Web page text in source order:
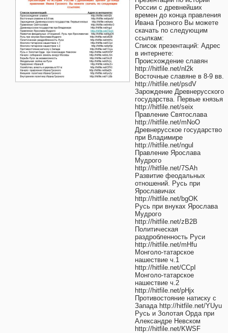
России с древнейших
времен до конца правления
Ивана Грозного Вы можете
скачать по следующим
ссылкам:
Список презентаций: Адрес
в интернете:
Происхождение славян
http://hitfile.net/nl2k
Восточные славяне в 8-9 вв.
http://hitfile.net/psdV
Зарождение Древнерусского
государства. Первые князья
http://hitfile.net/seix
Правление Святослава
http://hitfile.net/mNoO
Древнерусское государство
при Владимире
http://hitfile.net/ngul
Правление Ярослава
Мудрого
http://hitfile.net/7SAh
Развитие феодальных
отношений. Русь при
Ярославичах
http://hitfile.net/bgOK
Русь при внуках Ярослава
Мудрого
http://hitfile.net/zB2B
Политическая
раздробленность Руси
http://hitfile.net/mHfu
Монголо-татарское
нашествие ч.1
http://hitfile.net/CCpI
Монголо-татарское
нашествие ч.2
http://hitfile.net/pHjx
Противостояние натиску с
Запада http://hitfile.net/YUyu
Русь и Золотая Орда при
Александре Невском
http://hitfile.net/KWSF